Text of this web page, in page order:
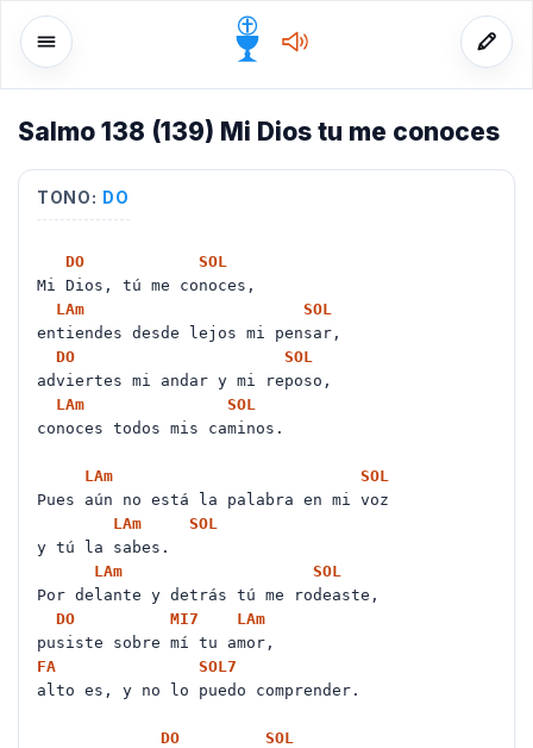
Salmo 138 (139) Mi Dios tu me conoces
TONO: DO
DO
SOL
Mi Dios, tú me conoces,
LAm
SOL
entiendes desde lejos mi pensar,
DO
SOL
adviertes mi andar y mi reposo,
LAm
SOL
conoces todos mis caminos.
LAm
SOL
Pues aún no está la palabra en mi voz
LAm
SOL
y tú la sabes.
LAm
SOL
Por delante y detrás tú me rodeaste,
DO
MI7 LAm
pusiste sobre mí tu amor,
FA
SOL7
alto es, y no lo puedo comprender.
DO
SOL